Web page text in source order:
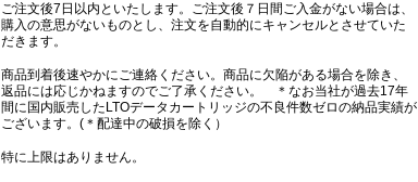
ご注文後7日以内といたします。ご注文後７日間ご入金がない場合は、
購入の意思がないものとし、注文を自動的にキャンセルとさせていた
だきます。
商品到着後速やかにご連絡ください。商品に欠陥がある場合を除き、
返品には応じかねますのでご了承ください。 ＊なお当社が過去17年
間に国内販売したLTOデータカートリッジの不良件数ゼロの納品実績が
ございます。(＊配達中の破損を除く）
特に上限はありません。